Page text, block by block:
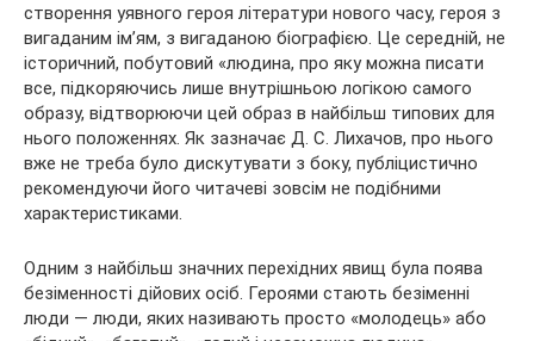
створення уявного героя літератури нового часу, героя з
вигаданим ім’ям, з вигаданою біографією. Це середній, не
історичний, побутовий «людина, про яку можна писати
все, підкоряючись лише внутрішньою логікою самого
образу, відтворюючи цей образ в найбільш типових для
нього положеннях. Як зазначає Д. С. Лихачов, про нього
вже не треба було дискутувати з боку, публіцистично
рекомендуючи його читачеві зовсім не подібними
характеристиками.
Одним з найбільш значних перехідних явищ була поява
безіменності дійових осіб. Героями стають безіменні
люди — люди, яких називають просто «молодець» або